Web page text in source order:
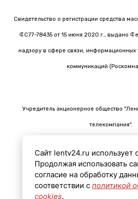
Свидетельство о регистрации средства
ФС77-78435 от 15 июня 2020 г., выдано
надзору в сфере связи, информационных
коммуникаций
Учредитель акционерное общество
телекомпания".
Телефон: +7 (812) 640-
Email:
Размещение рекламы
Сайт lentv24.ru использует
Продолжая использовать
согласие на обработку
соответствии с политикой
cookies.